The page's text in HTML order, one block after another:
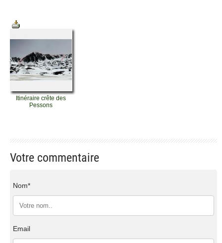
Itinéraire crête des
Pessons
Votre commentaire
Nom*
Email